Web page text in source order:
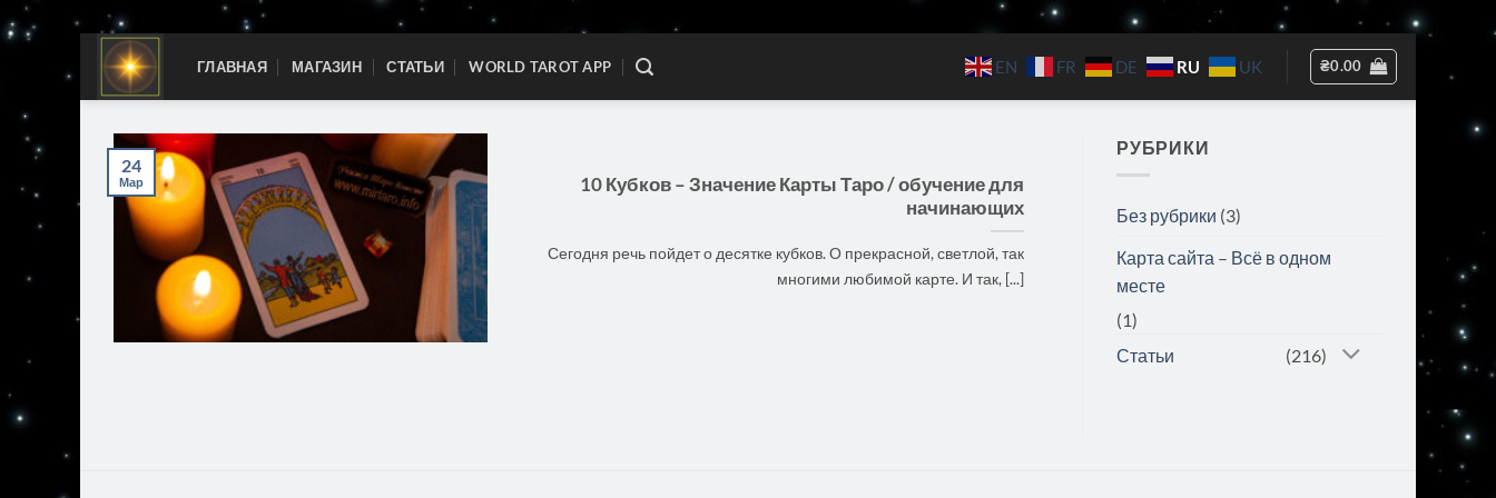
Skip
content
ГЛАВНАЯ МАГАЗИН СТАТЬИ WORLD TAROT APP EN FR DE RU UK ₴0.00
10 Кубков – Значение Карты Таро / обучение для
начинающих
Сегодня речь пойдет о десятке кубков. О прекрасной, светлой, так
многими любимой карте. И так, [...]
24
Мар
РУБРИКИ
Без рубрики (3)
Карта сайта – Всё в одном
месте
(1)
Статьи
(216)